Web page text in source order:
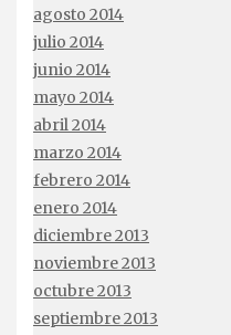
agosto 2014
julio 2014
junio 2014
mayo 2014
abril 2014
marzo 2014
febrero 2014
enero 2014
diciembre 2013
noviembre 2013
octubre 2013
septiembre 2013